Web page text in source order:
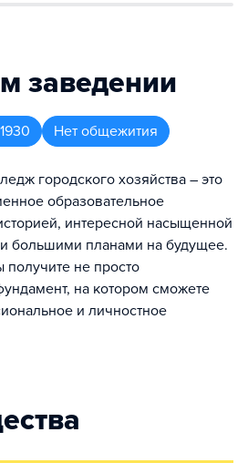
заведении
1930 Нет общежития
городского хозяйства – это
образовательное
интересной насыщенной
большими планами на будущее.
не просто
на котором сможете
и личностное